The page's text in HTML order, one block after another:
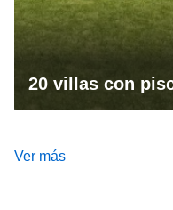
20 villas con
Ver más